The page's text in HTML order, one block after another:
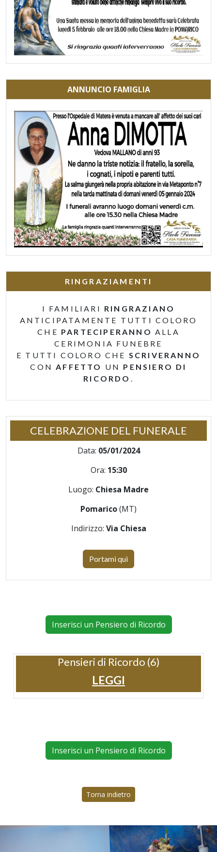
ANNUNCIO FAMIGLIA
RINGRAZIAMENTI
I FAMILIARI RINGRAZIANO
ANTICIPATAMENTE TUTTI COLORO
CHE PARTECIPERANNO ALLA
CERIMONIA FUNEBRE
E TUTTI COLORO CHE SCRIVERANNO
CONAFFETTO UN PENSIERO DI
RICORDO .
CELEBRAZIONE DEL FUNERALE
Data: 05/01/2024
Ora: 15:30
Luogo: Chiesa Madre
Pomarico(MT)
Indirizzo: Via Chiesa
Portami qui
Inserisci un Pensiero di Ricordo
Pensieri di Ricordo (6)
LEGGI
Inserisci un Pensiero di Ricordo
Torna indietro